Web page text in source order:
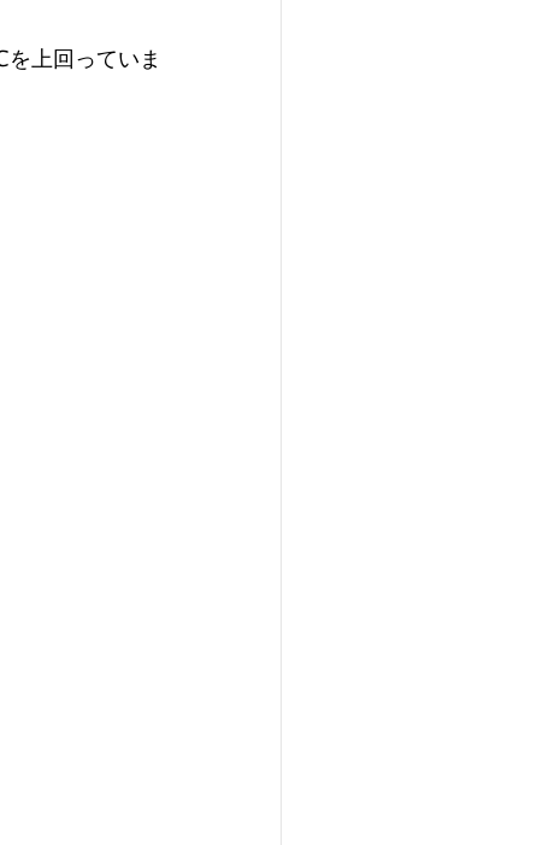
上回っていま